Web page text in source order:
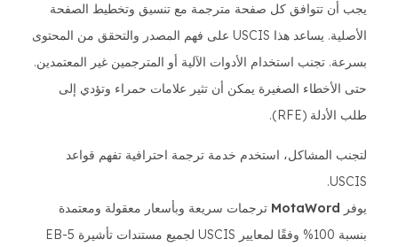
يجب أن تتوافق كل صفحة مترجمة مع تنسيق وتخطيط الصفحة
الأصلية. يساعد هذا USCIS على فهم المصدر والتحقق من المحتوى
بسرعة. تجنب استخدام الأدوات الآلية أو المترجمين غير المعتمدين.
حتى الأخطاء الصغيرة يمكن أن تثير علامات حمراء وتؤدي إلى
طلب الأدلة (RFE).
لتجنب المشاكل، استخدم خدمة ترجمة احترافية تفهم قواعد
USCIS.
يوفر MotaWord ترجمات سريعة وبأسعار معقولة ومعتمدة
بنسبة 100% وفقًا لمعايير USCIS لجميع مستندات تأشيرة EB-5